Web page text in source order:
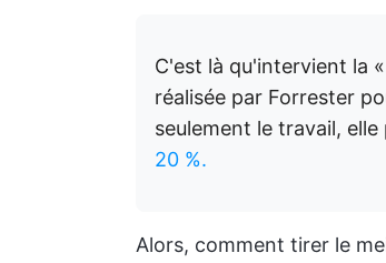
C'est là qu'intervient la
réalisée par Forrester
seulement le travail,
20 %.
Alors, comment tirer le